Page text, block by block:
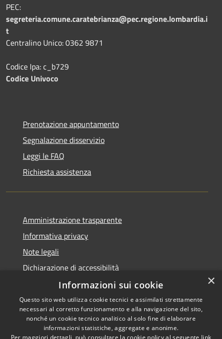
PEC:
segreteria.comune.caratebrianza@pec.regione.lombardia.i
t
Centralino Unico: 0362 9871
Codice Ipa: c_b729
Codice Univoco
Prenotazione appuntamento
Segnalazione disservizio
Leggi le FAQ
Richiesta assistenza
Amministrazione trasparente
Informativa privacy
Note legali
Dichiarazione di accessibilità
Accessibilità
×
Informazioni sui cookie
Questo sito web utilizza cookie tecnici e assimilati strettamente
necessari al corretto funzionamento e alla navigazione del sito,
nonché un cookie tecnico analitico al solo fine di elaborare
informazioni statistiche, aggregate e anonime.
Per maggiori dettagli, può consultare la cookie policy al seguente link